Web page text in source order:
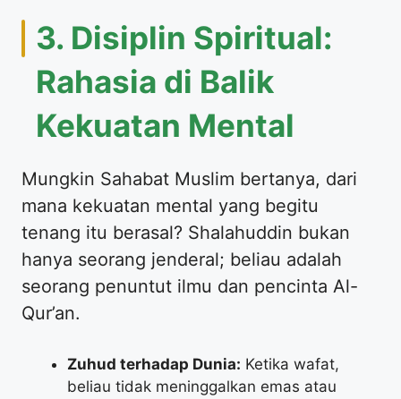
​3. Disiplin Spiritual:
Rahasia di Balik
Kekuatan Mental
​Mungkin Sahabat Muslim bertanya, dari
mana kekuatan mental yang begitu
tenang itu berasal? Shalahuddin bukan
hanya seorang jenderal; beliau adalah
seorang penuntut ilmu dan pencinta Al-
Qur’an.
Zuhud terhadap Dunia: Ketika wafat,
beliau tidak meninggalkan emas atau